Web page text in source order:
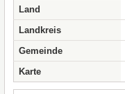
Land
Landkreis
Gemeinde
Karte